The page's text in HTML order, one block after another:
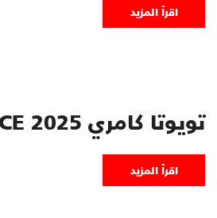
اقرأ المزيد
تويوتا كامري ICE 2025 الجديدة كلياً
اقرأ المزيد